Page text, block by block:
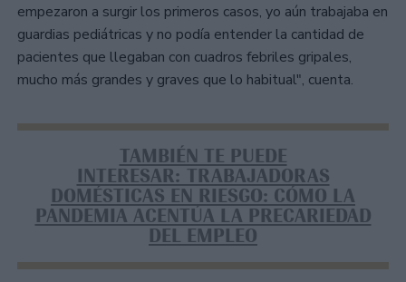
empezaron a surgir los primeros casos, yo aún trabajaba en
guardias pediátricas y no podía entender la cantidad de
pacientes que llegaban con cuadros febriles gripales,
mucho más grandes y graves que lo habitual", cuenta.
TAMBIÉN TE PUEDE
INTERESAR: TRABAJADORAS
DOMÉSTICAS EN RIESGO: CÓMO LA
PANDEMIA ACENTÚA LA PRECARIEDAD
DEL EMPLEO